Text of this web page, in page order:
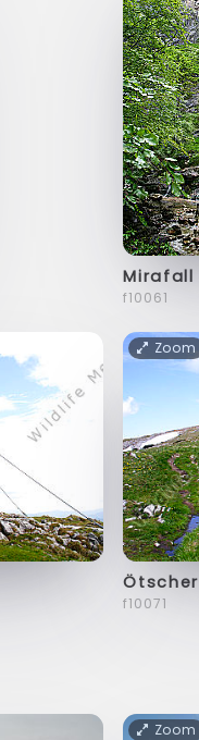
Mirafall
f10061
Zoom
Ötscher
f10071
Zoom